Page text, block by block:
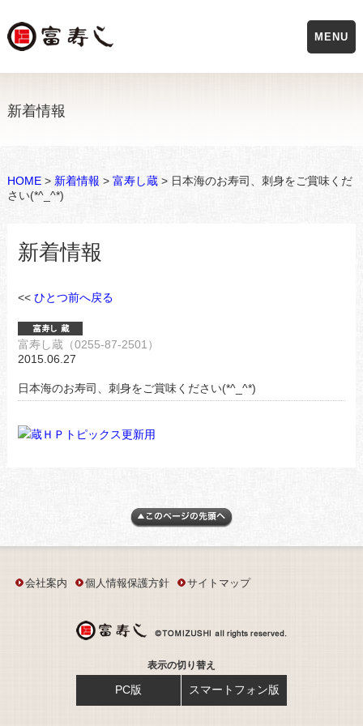
新着情報
HOME> 新着情報 > 富寿し蔵> 日本海のお寿司、刺身をご賞味くだ
さい(*^_^*)
新着情報
<< ひとつ前へ戻る
富寿し蔵（0255-87-2501）
2015.06.27
日本海のお寿司、刺身をご賞味ください(*^_^*)
会社案内 個人情報保護方針 サイトマップ
表示の切り替え
PC版 スマートフォン版
MENU